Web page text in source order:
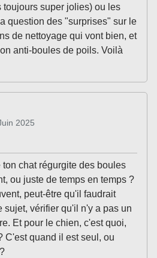
toujours super jolies) ou les
question des "surprises" sur le
de nettoyage qui vont bien, et
anti-boules de poils. Voilà
2025
chat régurgite des boules
ou juste de temps en temps ?
peut-être qu'il faudrait
sujet, vérifier qu'il n'y a pas un
Et pour le chien, c'est quoi,
C'est quand il est seul, ou